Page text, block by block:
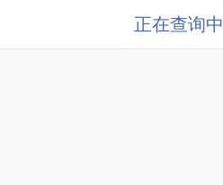
正在查询中